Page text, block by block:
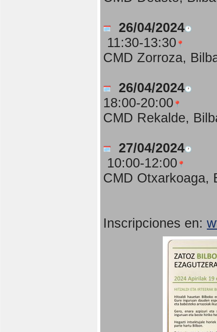
26/04/2024
11:30-13:30
CMD Zorroza,
26/04/2024
18:00-20:00
CMD Rekalde,
27/04/2024
10:00-12:00
CMD Otxarkoaga,
Inscripciones en: